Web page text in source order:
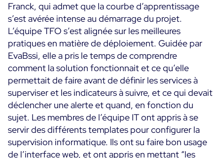
Franck, qui admet que la courbe d’apprentissage
s’est avérée intense au démarrage du projet.
L’équipe TFO s’est alignée sur les meilleures
pratiques en matière de déploiement. Guidée par
EvaBssi, elle a pris le temps de comprendre
comment la solution fonctionnait et ce qu’elle
permettait de faire avant de définir les services à
superviser et les indicateurs à suivre, et ce qui devait
déclencher une alerte et quand, en fonction du
sujet. Les membres de l’équipe IT ont appris à se
servir des différents templates pour configurer la
supervision informatique. Ils ont su faire bon usage
de l’interface web, et ont appris en mettant “les